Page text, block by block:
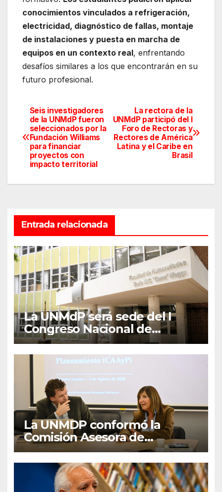
conocimientos vinculados a refrigeración,
electricidad, diagnóstico de fallas, montaje
de instalaciones y puesta en marcha de
equipos en un contexto real, enfrentando
desafíos similares a los que encontrarán en su
futuro profesional.
Navegación
de
entradas
La rectora de la
UNMdP participó del I
Foro de Rectoras y
Rectores de América
Latina y el Caribe en
Brasil
Seis investigadores
de la UNMdP fueron
seleccionados por la
Fundación Williams
para financiar
proyectos con
impacto territorial
Entrada relacionada
La UNMdP será sede del I
Congreso Nacional de
Lengua Inglesa
La UNMDP conformó la
Comisión Asesora de
Autoevaluación y
Planeamiento